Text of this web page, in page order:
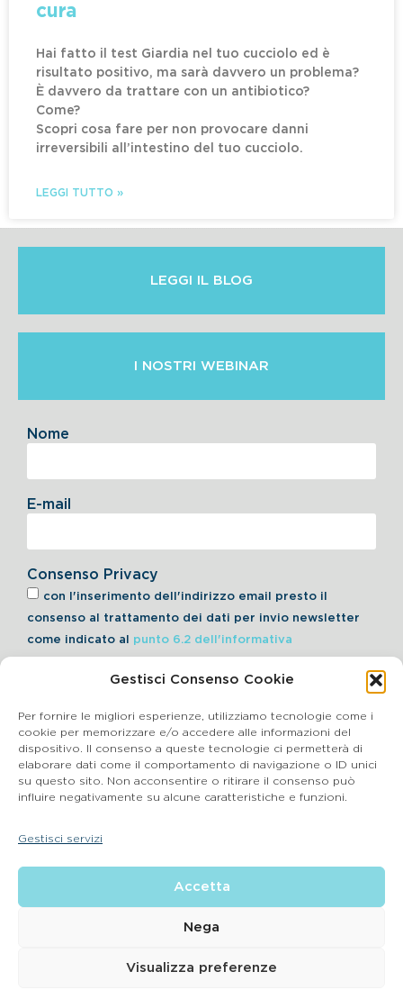
Gestisci Consenso Cookie
Per fornire le migliori esperienze, utilizziamo tecnologie come i
cookie per memorizzare e/o accedere alle informazioni del
dispositivo. Il consenso a queste tecnologie ci permetterà di
elaborare dati come il comportamento di navigazione o ID unici
su questo sito. Non acconsentire o ritirare il consenso può
influire negativamente su alcune caratteristiche e funzioni.
Gestisci servizi
Accetta
Nega
Visualizza preferenze
cura
Hai fatto il test Giardia nel tuo cucciolo ed è
risultato positivo, ma sarà davvero un problema?
È davvero da trattare con un antibiotico?
Come?
Scopri cosa fare per non provocare danni
irreversibili all’intestino del tuo cucciolo.
LEGGI TUTTO »
LEGGI IL BLOG
I NOSTRI WEBINAR
Consenso Privacy
con l'inserimento dell'indirizzo email presto il
consenso al trattamento dei dati per invio newsletter
come indicato al punto 6.2 dell'informativa
Nome
E-mail
Iscriviti alla Newsletter
Cookie Policy
P.IVA 03864990134 SDI:SUBM70N REA: BS – 602533 – Capitale
sociale deliberato 34,732.500, i.v. –
| Email: